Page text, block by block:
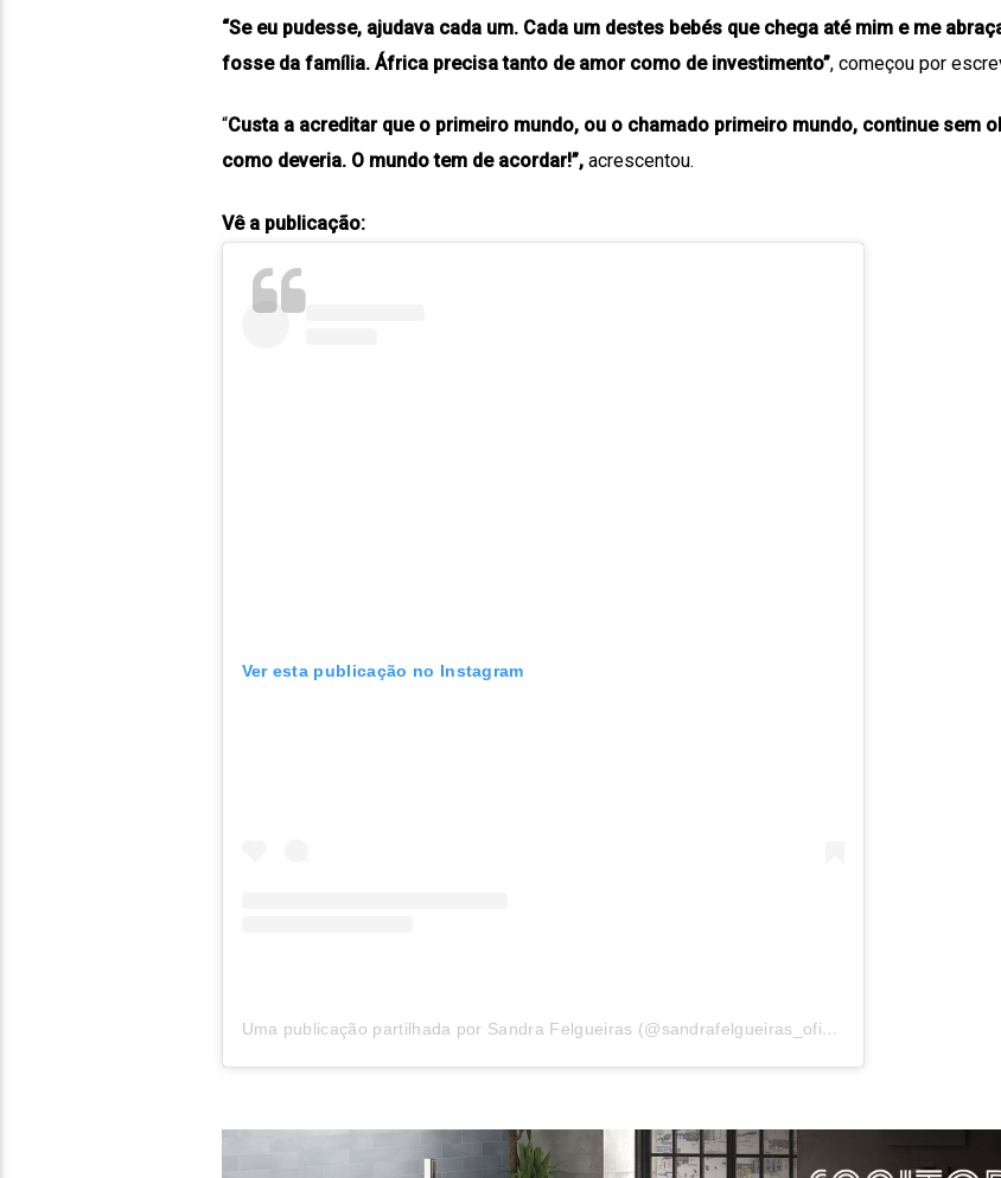
“Se eu pudesse, ajudava cada um. Cada um destes bebés que chega até mim e me
fosse da família. África precisa tanto de amor como de investimento”, começou por
“Custa a acreditar que o primeiro mundo, ou o chamado primeiro mundo, continue sem
como deveria. O mundo tem de acordar!”,acrescentou.
Vê a publicação:
Ver esta publicação no Instagram
Uma publicação partilhada por Sandra Felgueiras (@sandrafelgueiras_oficial)